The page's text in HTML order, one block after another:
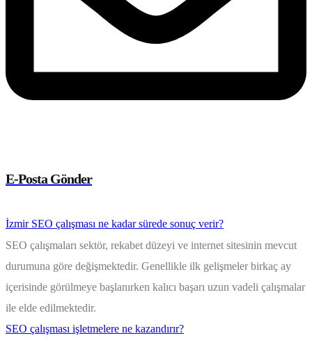
E-Posta Gönder
İzmir SEO çalışması ne kadar sürede sonuç verir?
SEO çalışmaları sektör, rekabet düzeyi ve internet sitesinin mevcut
durumuna göre değişmektedir. Genellikle ilk gelişmeler birkaç ay
içerisinde görülmeye başlanırken kalıcı başarı uzun vadeli çalışmalar
ile elde edilmektedir.
SEO çalışması işletmelere ne kazandırır?